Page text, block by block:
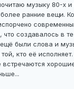
музыку 80-х и
ранние вещи.
что создавалось в
были слова и
кто её
встречаются